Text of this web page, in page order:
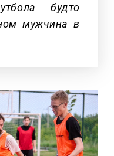
будто
мужчина в